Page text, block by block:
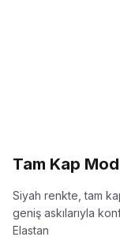
Tam Kap
Siyah renkte, tam
geniş askılarıyla
Elastan